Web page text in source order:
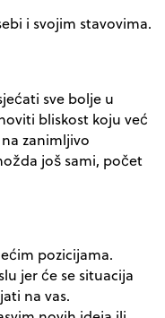
i svojim stavovima.
sve bolje u
bliskost koju već
zanimljivo
još sami, počet
pozicijama.
jer će se situacija
na vas.